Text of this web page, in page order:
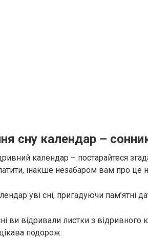
сну календар –
календар – постарайтеся
інакше незабаром вам про це
уві сні, пригадуючи пам’ятні
ви відривали листки з відривного
подорож.